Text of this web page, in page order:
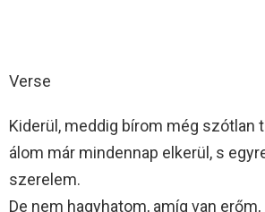
Verse
Kiderül, meddig bírom még szótlan
álom már mindennap elkerül, s
szerelem.
De nem hagyhatom, amíg van